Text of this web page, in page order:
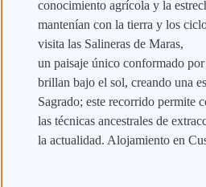
conocimiento agrícola y la
mantenían con la tierra y los
visita las Salineras de Maras,
un paisaje único conformado
brillan bajo el sol, creando una
Sagrado; este recorrido permite
las técnicas ancestrales de
la actualidad. Alojamiento en